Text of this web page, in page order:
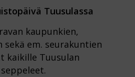
Tuusulassa
kaupunkien,
sekä em. seurakuntien
kaikille Tuusulan